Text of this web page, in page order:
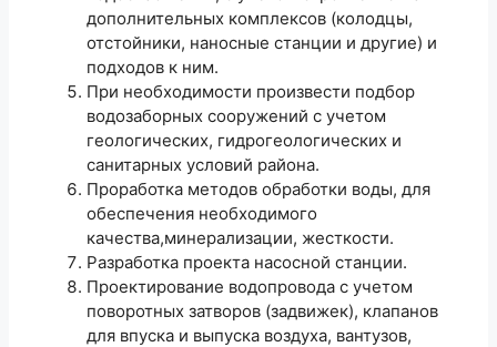
дополнительных комплексов (колодцы,
отстойники, наносные станции и другие) и
подходов к ним.
При необходимости произвести подбор
водозаборных сооружений с учетом
геологических, гидрогеологических и
санитарных условий района.
Проработка методов обработки воды, для
обеспечения необходимого
качества,минерализации, жесткости.
Разработка проекта насосной станции.
Проектирование водопровода с учетом
поворотных затворов (задвижек), клапанов
для впуска и выпуска воздуха, вантузов,